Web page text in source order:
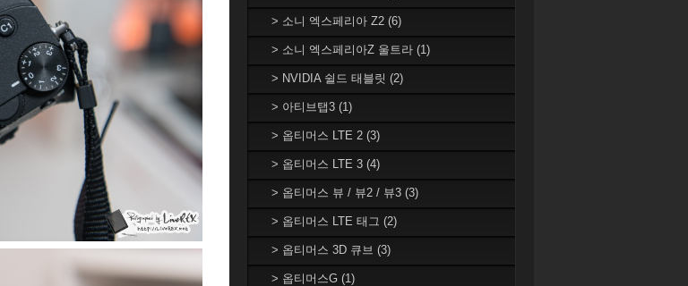
> 소니 엑스페리아 Z2 (6)
> 소니 엑스페리아Z 울트라 (1)
> NVIDIA 쉴드 태블릿 (2)
> 아티브탭3 (1)
> 옵티머스 LTE 2 (3)
> 옵티머스 LTE 3 (4)
> 옵티머스 뷰 / 뷰2 / 뷰3 (3)
> 옵티머스 LTE 태그 (2)
> 옵티머스 3D 큐브 (3)
> 옵티머스G (1)